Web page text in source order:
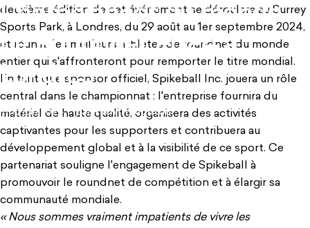
Championnat du monde
de Roundnet 2024 à
Londres
18 juin 2024 par Ruth Troughton
deuxième édition de cet événement se déroulera au Surrey
Sports Park, à Londres, du 29 août au 1er septembre 2024,
et réunira les meilleurs athlètes de roundnet du monde
entier qui s'affronteront pour remporter le titre mondial.
En tant que sponsor officiel, Spikeball Inc. jouera un rôle
central dans le championnat : l'entreprise fournira du
matériel de haute qualité, organisera des activités
captivantes pour les supporters et contribuera au
développement global et à la visibilité de ce sport. Ce
partenariat souligne l'engagement de Spikeball à
promouvoir le roundnet de compétition et à élargir sa
communauté mondiale.
« Nous sommes vraiment impatients de vivre les